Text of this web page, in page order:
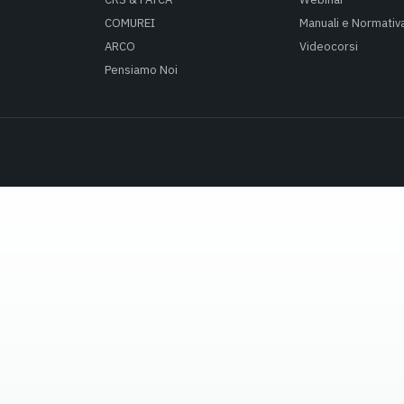
COMUREI
ARCO
Pensiamo Noi
Manuali e
Videocorsi